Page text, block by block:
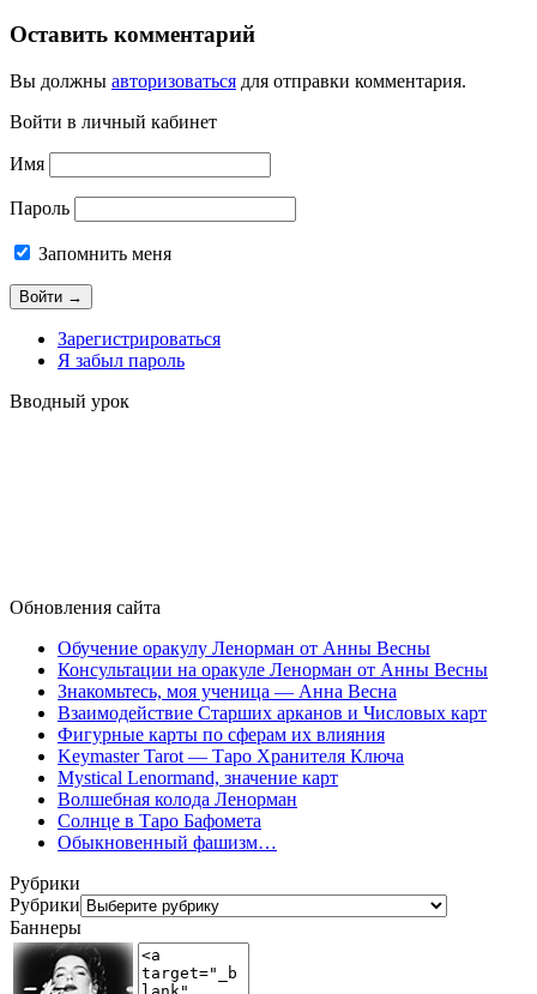
Оставить комментарий
Вы должны авторизоваться для отправки комментария.
Войти в личный кабинет
Имя
Пароль
Запомнить меня
Зарегистрироваться
Я забыл пароль
Вводный урок
Обновления сайта
Обучение оракулу Ленорман от Анны Весны
Консультации на оракуле Ленорман от Анны Весны
Знакомьтесь, моя ученица — Анна Весна
Взаимодействие Старших арканов и Числовых карт
Фигурные карты по сферам их влияния
Keymaster Tarot — Таро Хранителя Ключа
Mystical Lenormand, значение карт
Волшебная колода Ленорман
Солнце в Таро Бафомета
Обыкновенный фашизм…
Рубрики
Рубрики
Баннеры